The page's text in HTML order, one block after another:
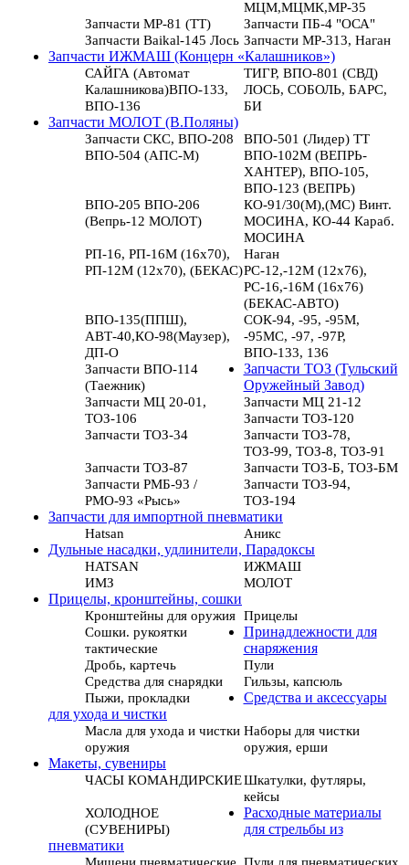
МЦМ,МЦМК,МР-35
Запчасти МР-81 (ТТ)
Запчасти ПБ-4 "ОСА"
Запчасти Baikal-145 Лось Запчасти МР-313, Наган
Запчасти ИЖМАШ (Концерн «Калашников»)
САЙГА (Автомат
Калашникова)ВПО-133,
ВПО-136
ТИГР, ВПО-801 (СВД)
ЛОСЬ, СОБОЛЬ, БАРС,
БИ
Запчасти МОЛОТ (В.Поляны)
Запчасти СКС, ВПО-208
ВПО-501 (Лидер) ТТ
ВПО-504 (АПС-М)
ВПО-102М (ВЕПРЬ-
ХАНТЕР), ВПО-105,
ВПО-123 (ВЕПРЬ)
ВПО-205 ВПО-206
(Вепрь-12 МОЛОТ)
КО-91/30(М),(МС) Винт.
МОСИНА, КО-44 Караб.
МОСИНА
РП-16, РП-16М (16х70),
РП-12М (12х70), (БЕКАС)
Наган
РС-12,-12М (12х76),
РС-16,-16М (16х76)
(БЕКАС-АВТО)
ВПО-135(ППШ),
АВТ-40,КО-98(Маузер),
ДП-О
СОК-94, -95, -95М,
-95МС, -97, -97Р,
ВПО-133, 136
Запчасти ВПО-114
(Таежник)
Запчасти ТОЗ (Тульский
Оружейный Завод)
Запчасти МЦ 20-01,
ТОЗ-106
Запчасти МЦ 21-12
Запчасти ТОЗ-120
Запчасти ТОЗ-34
Запчасти ТОЗ-78,
ТОЗ-99, ТОЗ-8, ТОЗ-91
Запчасти ТОЗ-87
Запчасти ТОЗ-Б, ТОЗ-БМ
Запчасти РМБ-93 /
РМО-93 «Рысь»
Запчасти ТОЗ-94,
ТОЗ-194
Запчасти для импортной пневматики
Hatsan
Аникс
Дульные насадки, удлинители, Парадоксы
HATSAN
ИЖМАШ
ИМЗ
МОЛОТ
Прицелы, кронштейны, сошки
Кронштейны для оружия Прицелы
Сошки. рукоятки
тактические
Принадлежности для
снаряжения
Дробь, картечь
Пули
Средства для снарядки
Гильзы, капсюль
Пыжи, прокладки
Средства и аксессуары
для ухода и чистки
Масла для ухода и чистки
оружия
Наборы для чистки
оружия, ерши
Макеты, сувениры
ЧАСЫ КОМАНДИРСКИЕШкатулки, футляры,
кейсы
ХОЛОДНОЕ
(СУВЕНИРЫ)
Расходные материалы
для стрельбы из
пневматики
Мишени пневматические Пули для пневматических